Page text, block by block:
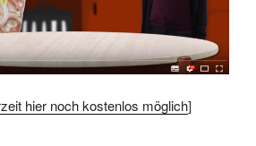
hier noch kostenlos möglich]